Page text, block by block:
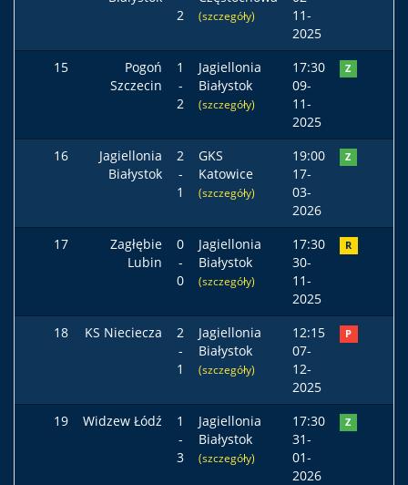
2
(szczegóły)
11-
2025
15
Pogoń
Szczecin
1
-
2
Jagiellonia
Białystok
(szczegóły)
17:30
09-
11-
2025
Z
16
Jagiellonia
Białystok
2
-
1
GKS
Katowice
(szczegóły)
19:00
17-
03-
2026
Z
17
Zagłębie
Lubin
0
-
0
Jagiellonia
Białystok
(szczegóły)
17:30
30-
11-
2025
R
18 KS Nieciecza
2
-
1
Jagiellonia
Białystok
(szczegóły)
12:15
07-
12-
2025
P
19 Widzew Łódź
1
-
3
Jagiellonia
Białystok
(szczegóły)
17:30
31-
01-
2026
Z